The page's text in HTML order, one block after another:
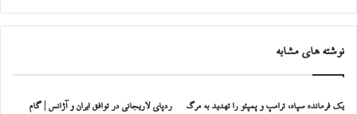
نوشته های مشابه
یک فرمانده سپاه، ترامپ و پمپئو را تهدید به مرگ
ردپای لاریجانی در توافق ایران و آژانس | گام